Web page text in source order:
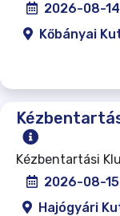
2026-08-
Kőbányai
Kézbentartási
2026-08-
Hajógyári